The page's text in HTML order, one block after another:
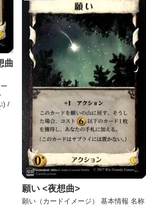
曲
) /
願い <夜想曲>
願い（カードイメージ） 基本情報 名称